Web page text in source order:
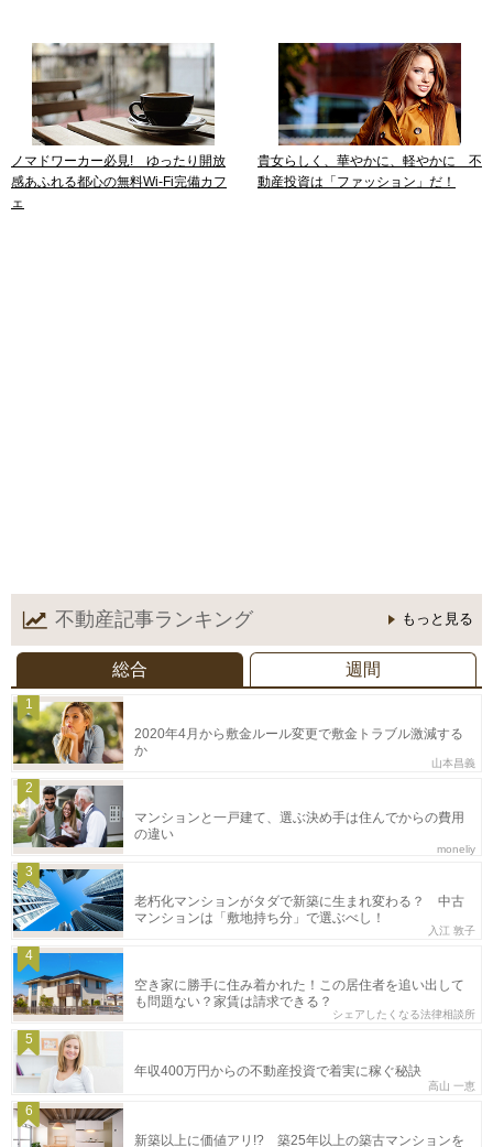
ノマドワーカー必見! ゆったり開放
感あふれる都心の無料Wi-Fi完備カフ
ェ
貴女らしく、華やかに、軽やかに 不
動産投資は「ファッション」だ！
不動産記事ランキング もっと見る
総合 週間
1
2020年4月から敷金ルール変更で敷金トラブル激減する
か
山本昌義
2
マンションと一戸建て、選ぶ決め手は住んでからの費用
の違い
moneliy
3
老朽化マンションがタダで新築に生まれ変わる？ 中古
マンションは「敷地持ち分」で選ぶべし！
入江 敦子
4
空き家に勝手に住み着かれた！この居住者を追い出して
も問題ない？家賃は請求できる？
シェアしたくなる法律相談所
5
年収400万円からの不動産投資で着実に稼ぐ秘訣
高山 一恵
6
新築以上に価値アリ!? 築25年以上の築古マンションを